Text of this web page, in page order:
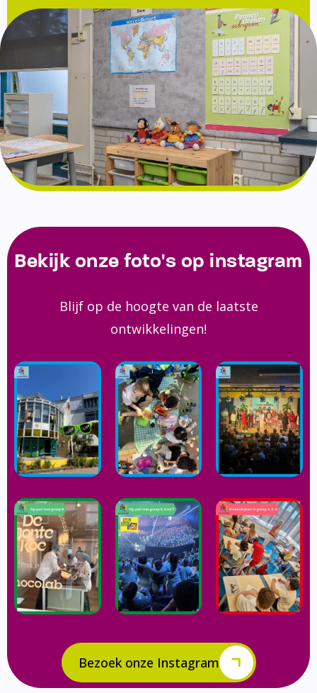
Bekijk onze foto's op instagram
Blijf op de hoogte van de laatste
ontwikkelingen!
Bezoek onze Instagram